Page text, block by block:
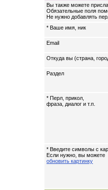
Вы также можете
Обязательные поля
Не нужно добавлять
* Ваше имя, ник
Email
Откуда вы (страна,
Раздел
* Перл, прикол,
фраза, диалог и т.п.
* Введите символы с
Если нужно, вы можете
обновить картинку